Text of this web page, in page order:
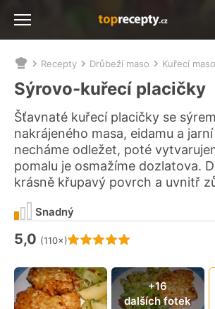
Nacházíte
se
zde:
Recepty Drůbeží maso Kuřecí maso
Sýrovo-kuřecí placičky
Šťavnaté kuřecí placičky se
nakrájeného masa, eidamu a
necháme odležet, poté
pomalu je osmažíme dozlatova.
krásně křupavý povrch a uvnitř
Hodnocení receptu je
5,0 (110×)
Snadný
+16
dalších fotek